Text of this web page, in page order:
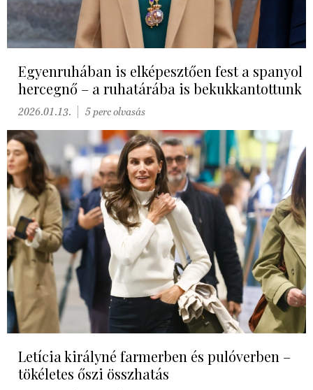
Egyenruhában is elképesztően fest a spanyol
hercegnő – a ruhatárába is bekukkantottunk
2026.01.13. 5 perc olvasás
Letícia királyné farmerben és pulóverben –
tökéletes őszi összhatás